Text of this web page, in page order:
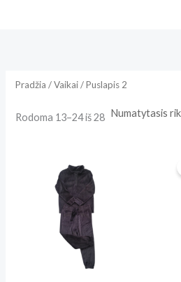
Pradžia /Vaikai/ Puslapis 2
Rodoma 13–24 iš 28